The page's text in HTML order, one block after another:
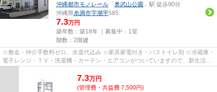
沖縄都市モノレール 「 奥武山公園 」駅 徒歩90分
沖縄県糸満市字潮平585
7.3万円
築年数：築18年 ｜募集中： 1室
階数：2階建
☆敷金・仲介手数料ゼロ、水道代込み ☆家具家電付き・バストイレ別 ☆冷蔵庫・
電子レンジ・ＴＶ・洗濯機・カーテン・エアコンがついていますので、新生活が
7.3万円
(管理費・共益費 7,500円)